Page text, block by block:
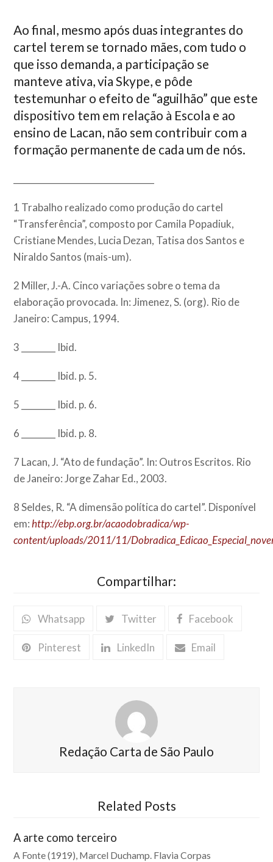
Ao final, mesmo após duas integrantes do
cartel terem se tornado mães, com tudo o
que isso demanda, a participação se
manteve ativa, via Skype, e pôde
testemunhar o efeito de “aguilhão” que este
dispositivo tem em relação à Escola e ao
ensino de Lacan, não sem contribuir com a
formação permanente de cada um de nós.
1 Trabalho realizado como produção do cartel
“Transferência”, composto por Camila Popadiuk,
Cristiane Mendes, Lucia Dezan, Tatisa dos Santos e
Niraldo Santos (mais-um).
2 Miller, J.-A. Cinco variações sobre o tema da
elaboração provocada. In: Jimenez, S. (org). Rio de
Janeiro: Campus, 1994.
3 ________ Ibid.
4 ________ Ibid. p. 5.
5 ________ Ibid. p. 6.
6 ________ Ibid. p. 8.
7 Lacan, J. “Ato de fundação”. In: Outros Escritos. Rio
de Janeiro: Jorge Zahar Ed., 2003.
8 Seldes, R. “A dimensão política do cartel”. Disponível
em:http://ebp.org.br/acaodobradica/wp-
content/uploads/2011/11/
Compartilhar:
Whatsapp Twitter Facebook
Pinterest LinkedIn Email
Redação Carta de São Paulo
Related Posts
A arte como terceiro
A Fonte (1919), Marcel Duchamp. Flavia Corpas